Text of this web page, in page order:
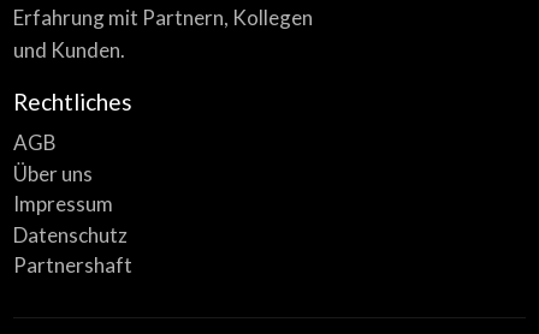
Erfahrung mit Partnern, Kollegen
und Kunden.
Rechtliches
AGB
Über uns
Impressum
Datenschutz
Partnershaft